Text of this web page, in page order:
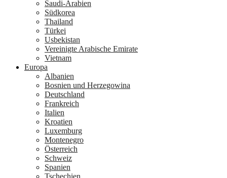
Saudi-Arabien
Südkorea
Thailand
Türkei
Usbekistan
Vereinigte Arabische Emirate
Vietnam
Europa
Albanien
Bosnien und Herzegowina
Deutschland
Frankreich
Italien
Kroatien
Luxemburg
Montenegro
Österreich
Schweiz
Spanien
Tschechien